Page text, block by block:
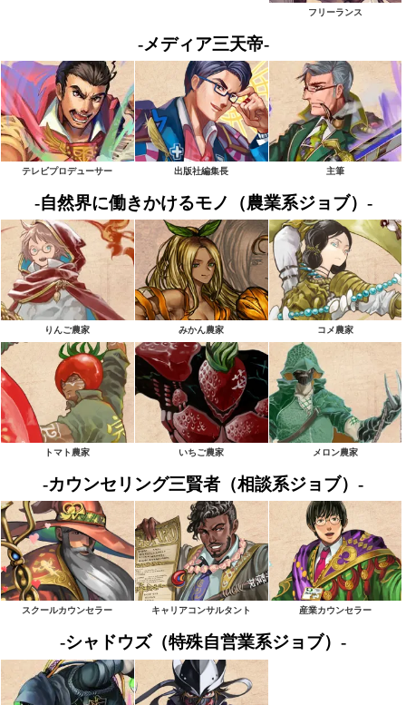
フリーランス
-メディア三天帝-
テレビプロデューサー 出版社編集長 主筆
-自然界に働きかけるモノ（農業系ジョブ）-
りんご農家 みかん農家 コメ農家
トマト農家 いちご農家 メロン農家
-カウンセリング三賢者（相談系ジョブ）-
スクールカウンセラー キャリアコンサルタント 産業カウンセラー
-シャドウズ（特殊自営業系ジョブ）-